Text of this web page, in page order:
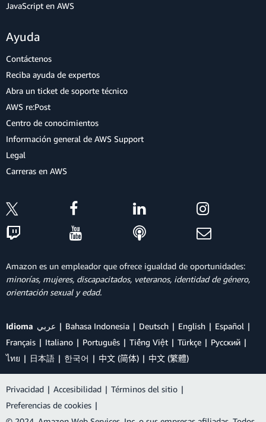
JavaScript en AWS
Ayuda
Contáctenos
Reciba ayuda de expertos
Abra un ticket de soporte técnico
AWS re:Post
Centro de conocimientos
Información general de AWS Support
Legal
Carreras en AWS
Amazon es un empleador que ofrece igualdad de oportunidades:
minorías, mujeres, discapacitados, veteranos, identidad de género,
orientación sexual y edad.
Idioma عربي Bahasa Indonesia Deutsch English
Español
Français
Italiano Português Tiếng Việt Türkçe
Ρусский
ไทย
日本語 한국어 中文 (简体) 中文 (繁體)
Privacidad | Accesibilidad | Términos del sitio |
Preferencias de cookies |